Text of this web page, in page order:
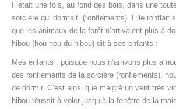
Il était une fois, au fond des bois, dans une
sorcière qui dormait. (ronflements). Elle ronflait
que les animaux de la forêt n’arrivaient plus à
hibou (hou hou du hibou) dit à ses enfants :
Mes enfants : puisque nous n’arrivons plus à
des ronflements de la sorcière (ronflements),
de dormir. C’est ainsi que malgré un vent très
hibou réussit à voler jusqu’à la fenêtre de la